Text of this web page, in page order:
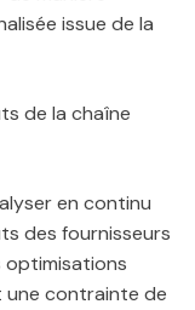
issue de la
de la chaîne
en continu
des fournisseurs
une contrainte de